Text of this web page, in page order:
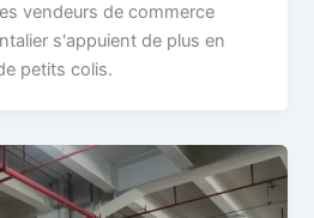
vendeurs de commerce
s'appuient de plus en
petits colis.